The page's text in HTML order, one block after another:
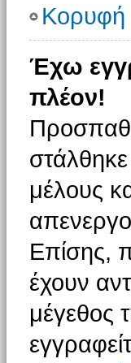
Κορυφή
Έχω
πλέον!
μέλους
Επίσης,
έχουν
μέγεθος